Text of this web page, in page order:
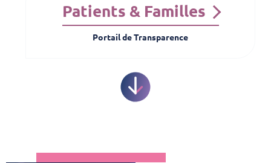
Patients & Familles
Portail de Transparence